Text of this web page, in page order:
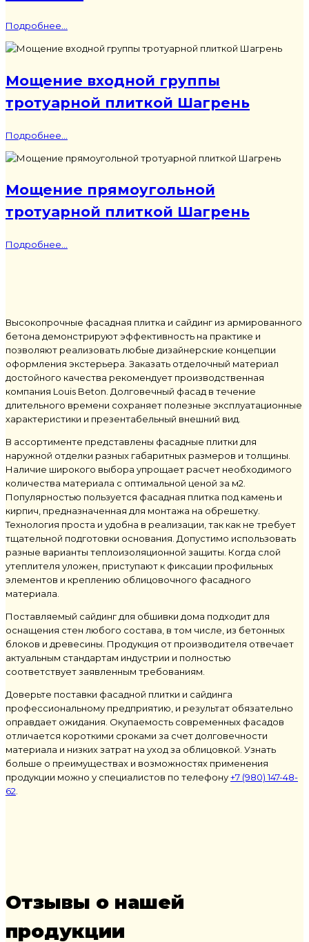
Подробнее...
Мощение входной группы
тротуарной плиткой Шагрень
Подробнее...
Мощение прямоугольной
тротуарной плиткой Шагрень
Подробнее...
Высокопрочные фасадная плитка и сайдинг из армированного
бетона демонстрируют эффективность на практике и
позволяют реализовать любые дизайнерские концепции
оформления экстерьера. Заказать отделочный материал
достойного качества рекомендует производственная
компания Louis Beton. Долговечный фасад в течение
длительного времени сохраняет полезные эксплуатационные
характеристики и презентабельный внешний вид.
В ассортименте представлены фасадные плитки для
наружной отделки разных габаритных размеров и толщины.
Наличие широкого выбора упрощает расчет необходимого
количества материала с оптимальной ценой за м2.
Популярностью пользуется фасадная плитка под камень и
кирпич, предназначенная для монтажа на обрешетку.
Технология проста и удобна в реализации, так как не требует
тщательной подготовки основания. Допустимо использовать
разные варианты теплоизоляционной защиты. Когда слой
утеплителя уложен, приступают к фиксации профильных
элементов и креплению облицовочного фасадного
материала.
Поставляемый сайдинг для обшивки дома подходит для
оснащения стен любого состава, в том числе, из бетонных
блоков и древесины. Продукция от производителя отвечает
актуальным стандартам индустрии и полностью
соответствует заявленным требованиям.
Доверьте поставки фасадной плитки и сайдинга
профессиональному предприятию, и результат обязательно
оправдает ожидания. Окупаемость современных фасадов
отличается короткими сроками за счет долговечности
материала и низких затрат на уход за облицовкой. Узнать
больше о преимуществах и возможностях применения
продукции можно у специалистов по телефону+7 (980) 147-48-
62
Отзывы о нашей
продукции